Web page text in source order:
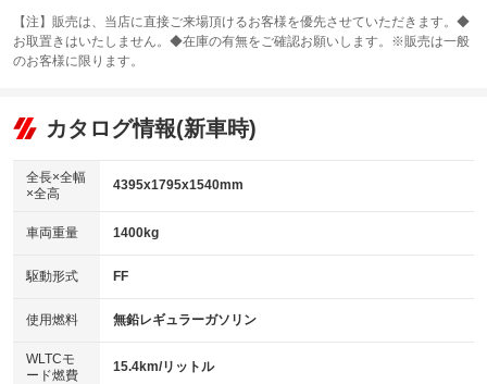
：装備なし
サンルーフ
：装備なし ABS
リフトアップ
：装備なし
：装備なし
パワーウィンドウ
アイドリングストップ
：装備なし
USB入力端子
：装備あり
100V電源
：装備なし
センターデフロック
：装備なし
カーナビ：SDナビ
：装備あり
TV：フルセグ
：装備あり
ビジュアル：-／DVD再生
：装備あり
：装備あり
革シート
キーレス
HID(キセノンライト)
：装備なし
バックカメラ
：装備なし
エアロ
：装備なし
【注】販売は、当店に直接ご来場頂けるお客様を優先させていただきます。◆
お取置きはいたしません。◆在庫の有無をご確認お願いします。※販売は一般
のお客様に限ります。
カタログ情報(新車時)
全長×全幅
×全高
4395x1795x1540mm
車両重量 1400kg
駆動形式 FF
使用燃料 無鉛レギュラーガソリン
WLTCモ
ード燃費
15.4km/リットル